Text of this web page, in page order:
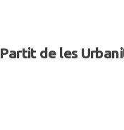
Partit de les